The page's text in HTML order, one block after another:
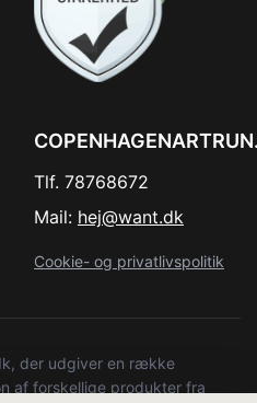
Tlf. 78768672
Mail: hej@want.dk
Cookie- og privatlivspolitik
der udgiver en række
af forskellige produkter fra